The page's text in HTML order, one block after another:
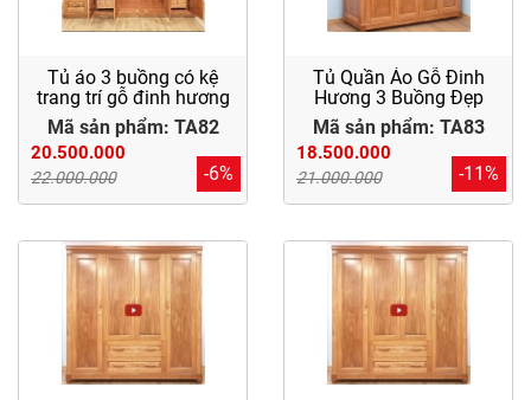
Thất
Văn
Phòng
Tủ áo 3 buồng có kệ
trang trí gỗ đinh hương
Mã sản phẩm: TA82
20.500.000
22.000.000 -6%
Tủ Quần Áo Gỗ Đinh
Hương 3 Buồng Đẹp
Mã sản phẩm: TA83
18.500.000
21.000.000 -11%